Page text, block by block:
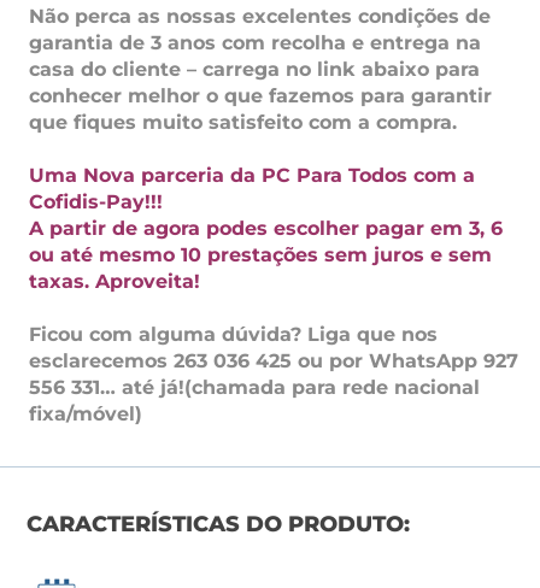
Não perca as nossas excelentes condições de
garantia de 3 anos com recolha e entrega na
casa do cliente – carrega no link abaixo para
conhecer melhor o que fazemos para garantir
que fiques muito satisfeito com a compra.
Uma Nova parceria da PC Para Todos com a
Cofidis-Pay!!!
A partir de agora podes escolher pagar em 3, 6
ou até mesmo 10 prestações sem juros e sem
taxas. Aproveita!
Ficou com alguma dúvida? Liga que nos
esclarecemos 263 036 425 ou por WhatsApp 927
556 331… até já!(chamada para rede nacional
fixa/móvel)
CARACTERÍSTICAS DO PRODUTO: